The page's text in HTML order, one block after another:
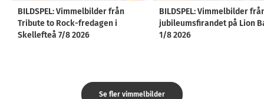
BILDSPEL: Vimmelbilder från
Tribute to Rock-fredagen i
Skellefteå 7/8 2026
BILDSPEL: Vimmelbilder
jubileumsfirandet på Lion
1/8 2026
Se fler vimmelbilder